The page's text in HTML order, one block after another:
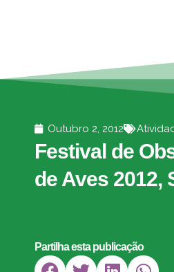
Outubro 2, 2012
Festival de
de Aves 2012,
Partilha esta publicação